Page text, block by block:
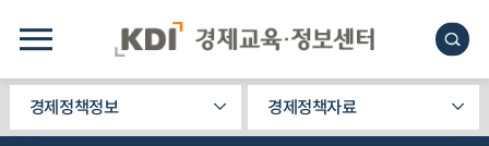
경제정책정보 경제정책자료